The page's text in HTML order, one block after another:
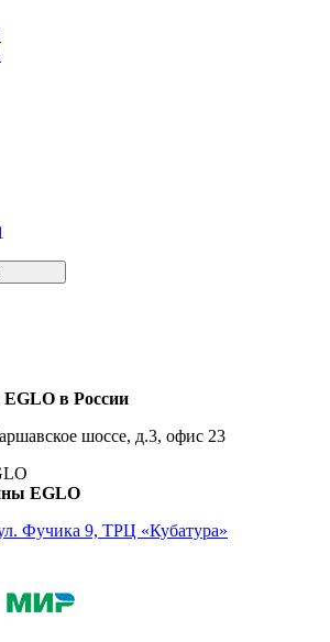
в России
шоссе, д.3, офис 23
EGLO
Фучика 9, ТРЦ «Кубатура»